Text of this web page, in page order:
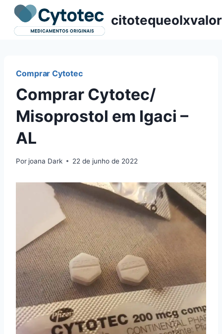
Pular
para
citotequeolxvalor
Comprar Cytotec
Comprar Cytotec/
Misoprostol em Igaci –
AL
Por joana Dark 22 de junho de 2022